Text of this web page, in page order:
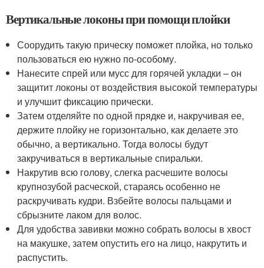
Вертикальные локоны при помощи плойки
Соорудить такую прическу поможет плойка, но только
пользоваться ею нужно по-особому.
Нанесите спрей или мусс для горячей укладки – он
защитит локоны от воздействия высокой температуры
и улучшит фиксацию прически.
Затем отделяйте по одной прядке и, накручивая ее,
держите плойку не горизонтально, как делаете это
обычно, а вертикально. Тогда волосы будут
закручиваться в вертикальные спиральки.
Накрутив всю голову, слегка расчешите волосы
крупнозубой расческой, стараясь особенно не
раскручивать кудри. Взбейте волосы пальцами и
сбрызните лаком для волос.
Для удобства завивки можно собрать волосы в хвост
на макушке, затем опустить его на лицо, накрутить и
распустить.